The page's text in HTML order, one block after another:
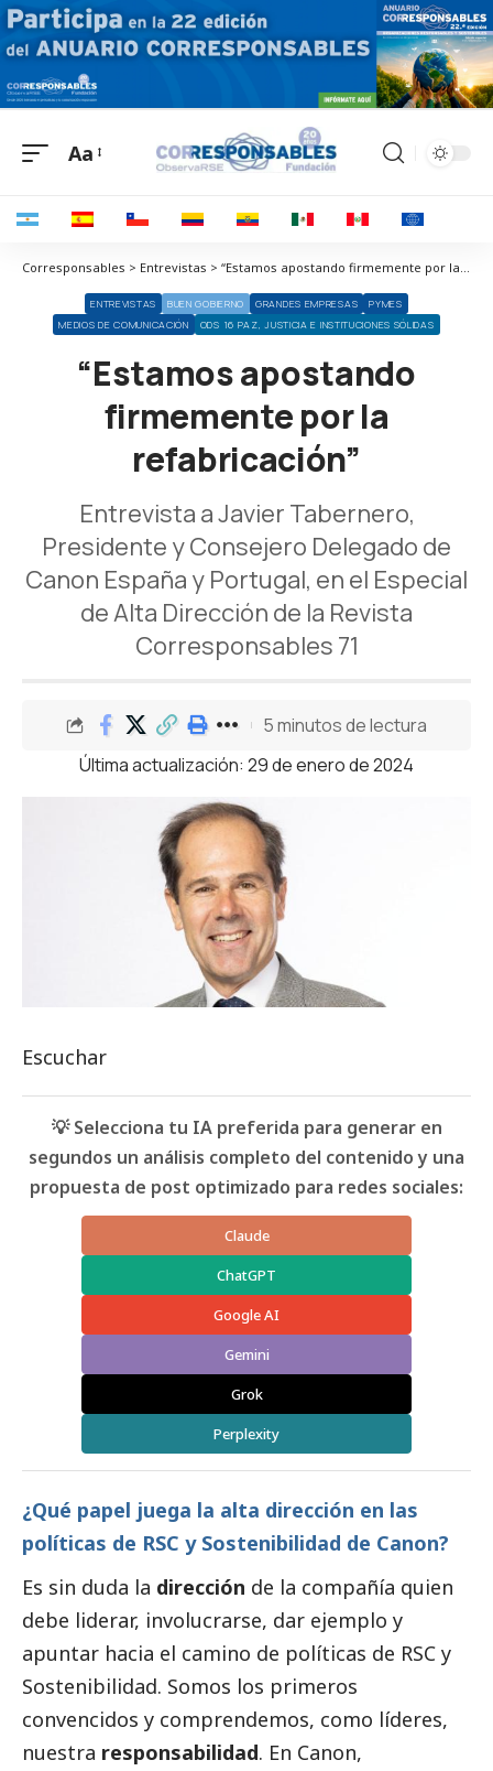
Aa
Corresponsables > Entrevistas > “Estamos apostando firmemente por la refabricación”
ENTREVISTAS BUEN GOBIERNO GRANDES EMPRESAS
PYMES
MEDIOS DE COMUNICACIÓN
ODS 16 PAZ, JUSTICIA E INSTITUCIONES SÓLIDAS
“Estamos apostando
firmemente por la
refabricación”
Entrevista a Javier Tabernero,
Presidente y Consejero Delegado de
Canon España y Portugal, en el Especial
de Alta Dirección de la Revista
Corresponsables 71
Última actualización: 29 de enero de 2024
5 minutos de lectura
Escuchar
💡 Selecciona tu IA preferida para generar en
segundos un análisis completo del contenido y una
propuesta de post optimizado para redes sociales:
Claude
ChatGPT
Google AI
Gemini
Grok
Perplexity
¿Qué papel juega la alta dirección en las
políticas de RSC y Sostenibilidad de Canon?
Es sin duda la dirección de la compañía quien
debe liderar, involucrarse, dar ejemplo y
apuntar hacia el camino de políticas de RSC y
Sostenibilidad. Somos los primeros
convencidos y comprendemos, como líderes,
nuestra responsabilidad. En Canon,